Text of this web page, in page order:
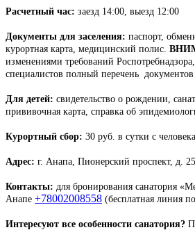
Расчетный час: заезд 14:00, выезд 12:00
Документы для заселения: паспорт,
курортная карта, медицинский полис.
изменениями требований
специалистов полный перечень документов
Для детей: свидетельство о рождении,
прививочная карта, справка об
Курортный сбор: 30 руб. в сутки с
Адрес: г. Анапа, Пионерский проспект, д. 25
Контакты: для бронирования санатория
Анапе +78002008558 (бесплатная линия
Интересуют все особенности санатория?